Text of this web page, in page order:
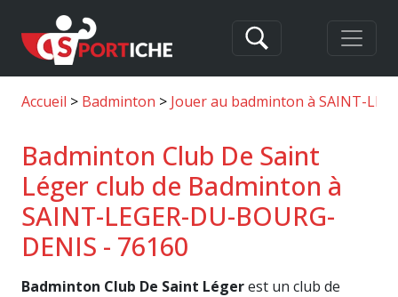
Accueil Badminton Jouer au badminton à SAINT-
Badminton Club De Saint
Léger club de Badminton à
SAINT-LEGER-DU-BOURG-
DENIS - 76160
Badminton Club De Saint Légerest un club de